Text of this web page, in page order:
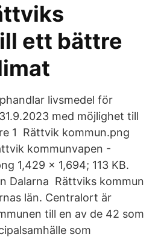
ett bättre
livsmedel för
med möjlighet till
1 Rättvik kommun.png
kommunvapen -
1,429 × 1,694; 113 KB.
Dalarna Rättviks kommun
län. Centralort är
till en av de 42 som
som